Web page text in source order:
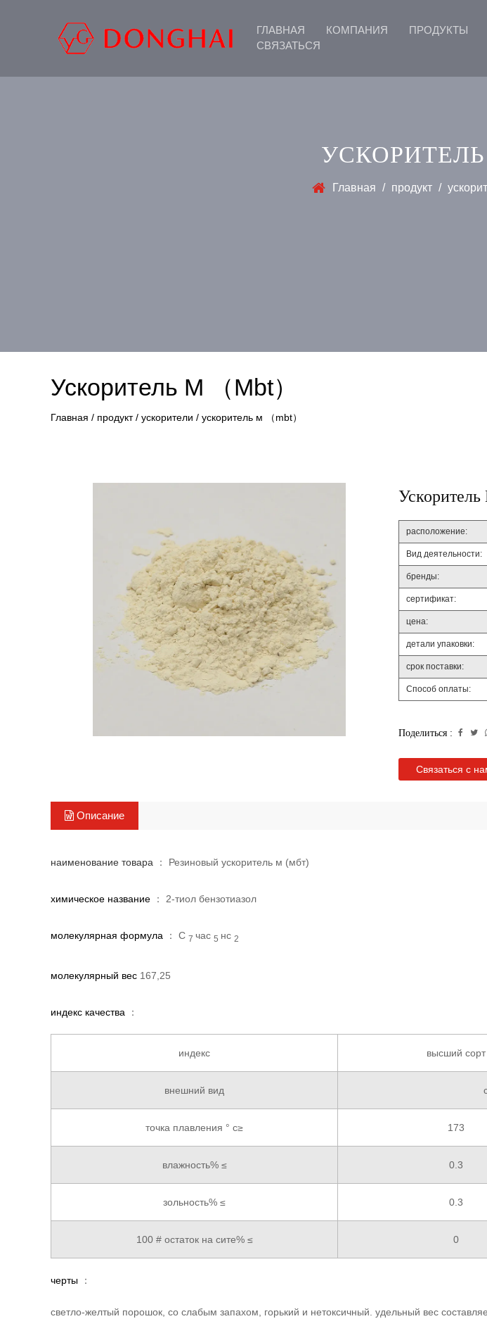
ГЛАВНАЯ КОМПАНИЯ ПРОДУКТЫ
СВЯЗАТЬСЯ
УСКОРИТЕЛЬ
Главная / продукт /
Ускоритель М （mbt）
Главная / продукт/ ускорители / ускоритель м （mbt）
расположение:
Вид деятельности:
бренды:
сертификат:
цена:
детали упаковки:
срок поставки:
Способ оплаты:
Поделиться :
Связаться с
Описание
наименование товара ： Резиновый ускоритель м (мбт)
химическое название ： 2-тиол бензотиазол
молекулярная формула ： C 7 час 5 нс 2
молекулярный вес 167,25
индекс качества ：
индекс высший сорт
внешний вид
точка плавления ° c≥ 173
влажность% ≤ 0.3
зольность% ≤ 0.3
100 # остаток на сите% ≤ 0
черты ：
светло-желтый порошок, со слабым запахом, горький и нетоксичный. удельный вес